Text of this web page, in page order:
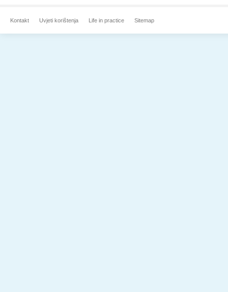
Kontakt Uvjeti korištenja Life in practice Sitemap